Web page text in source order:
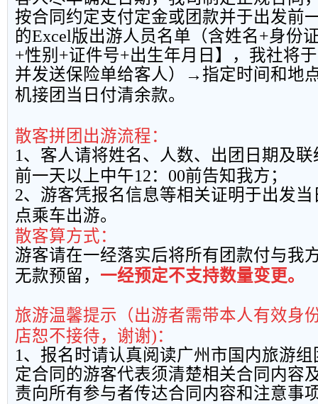
按合同约定支付定金或团款并于出发前
的Excel版出游人员名单（含姓名+身份
+性别 +证件号+出生年月日】，我社将
并发送保险单给客人）→指定时间和地
机接团当日付清余款。
散客拼团出游流程：
1、客人请将姓名、人数、出团日期及
前一天以上中午12： 00前告知我方；
2、游客凭报名信息等相关证明于出发
点乘车出游。
散客算方式：
游客请在一经落实后将所有团款付与我
无款预留， 一经预定不支持数量变更。
旅游温馨提示（出游者需带本人有效身
店恕不接待，谢谢)：
1、报名时请认真阅读广州市国内旅游
定合同的游客代表须清楚相关合同内容
责向所有参与者传达合同内容和注意事